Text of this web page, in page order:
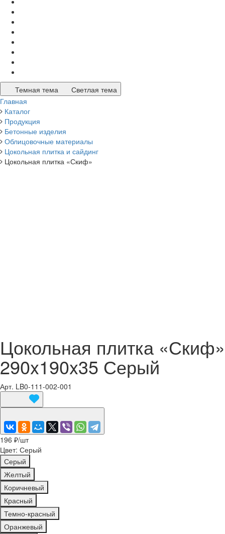
Темная тема
Светлая тема
Главная
Каталог
Продукция
Бетонные изделия
Облицовочные материалы
Цокольная плитка и сайдинг
Цокольная плитка «Скиф»
Цокольная плитка «Скиф»
290x190x35 Серый
Арт. LB0-111-002-001
196 ₽/шт
Цвет: Серый
Серый
Желтый
Коричневый
Красный
Темно-красный
Оранжевый